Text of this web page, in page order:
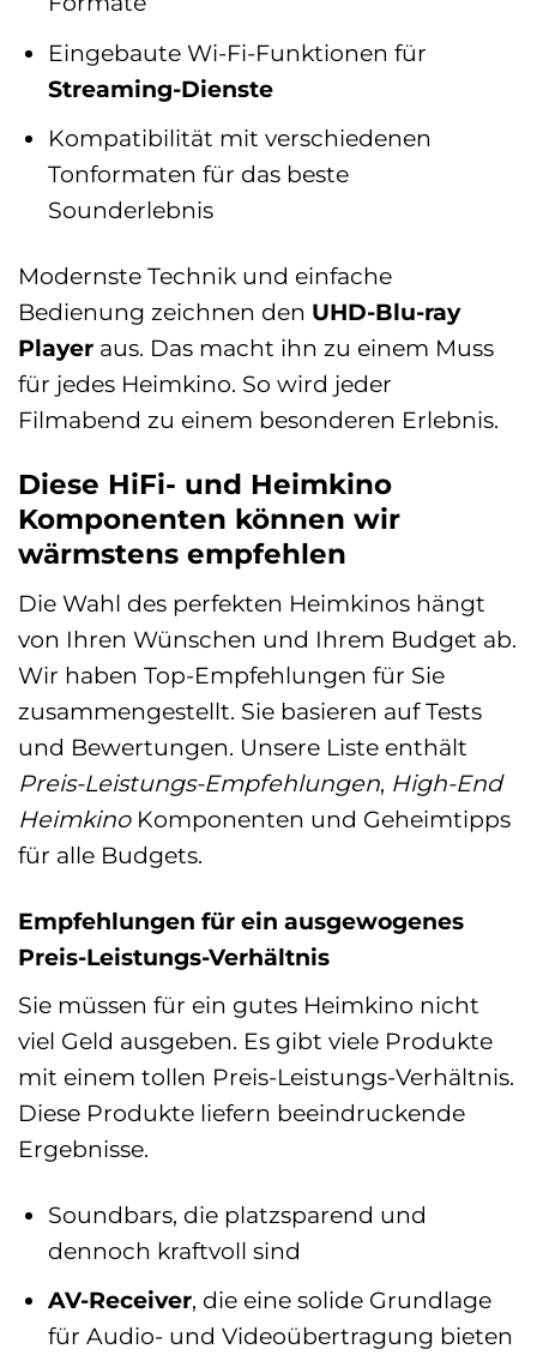
Eingebaute Wi-Fi-Funktionen für
Streaming-Dienste
Kompatibilität mit verschiedenen
Tonformaten für das beste
Sounderlebnis
Modernste Technik und einfache
Bedienung zeichnen den UHD-Blu-ray
Player aus. Das macht ihn zu einem Muss
für jedes Heimkino. So wird jeder
Filmabend zu einem besonderen Erlebnis.
Diese HiFi- und Heimkino
Komponenten können wir
wärmstens empfehlen
Die Wahl des perfekten Heimkinos hängt
von Ihren Wünschen und Ihrem Budget ab.
Wir haben Top-Empfehlungen für Sie
zusammengestellt. Sie basieren auf Tests
und Bewertungen. Unsere Liste enthält
Preis-Leistungs-Empfehlungen, High-End
HeimkinoKomponenten und Geheimtipps
für alle Budgets.
Empfehlungen für ein ausgewogenes
Preis-Leistungs-Verhältnis
Sie müssen für ein gutes Heimkino nicht
viel Geld ausgeben. Es gibt viele Produkte
mit einem tollen Preis-Leistungs-Verhältnis.
Diese Produkte liefern beeindruckende
Ergebnisse.
Soundbars, die platzsparend und
dennoch kraftvoll sind
AV-Receiver, die eine solide Grundlage
für Audio- und Videoübertragung bieten